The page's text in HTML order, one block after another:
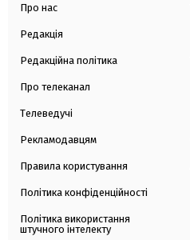
Про нас
Редакція
Редакційна політика
Про телеканал
Телеведучі
Рекламодавцям
Правила користування
Політика конфіденційності
Політика використання
штучного інтелекту